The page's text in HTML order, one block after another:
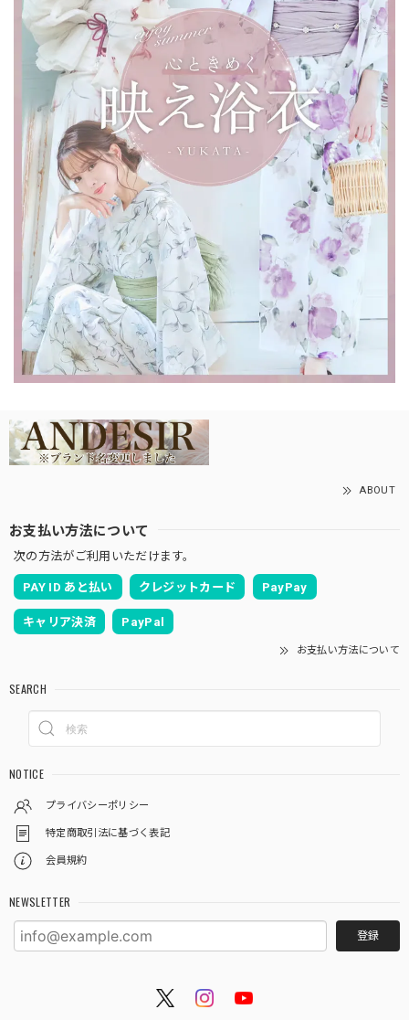
ABOUT
お支払い方法について
次の方法がご利用いただけます。
PAY ID あと払い クレジットカード PayPay
キャリア決済 PayPal
お支払い方法について
SEARCH
NOTICE
プライバシーポリシー
特定商取引法に基づく表記
会員規約
NEWSLETTER
登録